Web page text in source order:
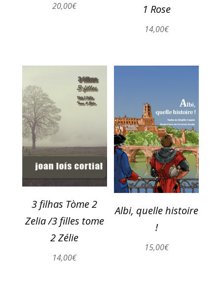
20,00€
1 Rose
14,00€
3 filhas Tòme 2
Zelia /3 filles tome
2 Zélie
14,00€
Albi, quelle histoire
!
15,00€